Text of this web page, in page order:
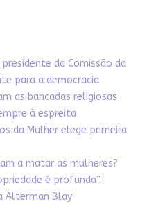
da Comissão da
para a democracia
as bancadas religiosas
à espreita
da Mulher elege primeira
a matar as mulheres?
é profunda”.
Alterman Blay